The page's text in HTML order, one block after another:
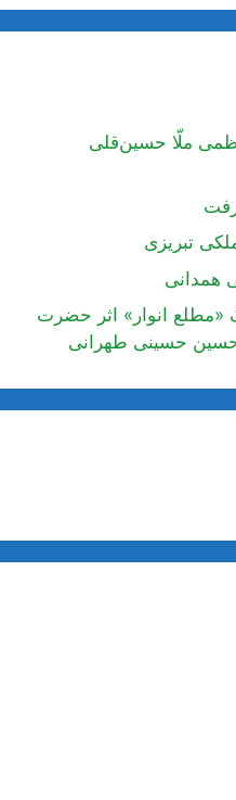
ملّا حسین‌قلی
تبریزی
همدانی
«مطلع انوار» اثر حضرت
حسینی طهرانی